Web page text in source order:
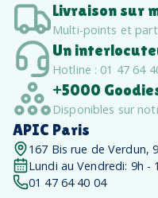
Livraison sur
Multi-points et
Un
Hotline : 01 47 64
+5000
Disponibles sur
APIC Paris
167 Bis rue de Verdun,
Lundi au Vendredi: 9h -
01 47 64 40 04